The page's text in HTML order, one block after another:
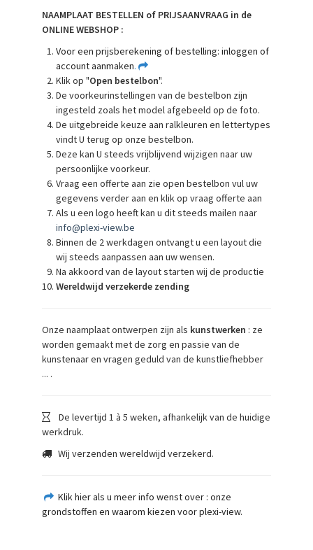
NAAMPLAAT BESTELLEN of PRIJSAANVRAAG in de
ONLINE WEBSHOP :
Voor een prijsberekening of bestelling: inloggen of
account aanmaken.
Klik op "Open bestelbon".
De voorkeurinstellingen van de bestelbon zijn
ingesteld zoals het model afgebeeld op de foto.
De uitgebreide keuze aan ralkleuren en lettertypes
vindt U terug op onze bestelbon.
Deze kan U steeds vrijblijvend wijzigen naar uw
persoonlijke voorkeur.
Vraag een offerte aan zie open bestelbon vul uw
gegevens verder aan en klik op vraag offerte aan
Als u een logo heeft kan u dit steeds mailen naar
info@plexi-view.be
Binnen de 2 werkdagen ontvangt u een layout die
wij steeds aanpassen aan uw wensen.
Na akkoord van de layout starten wij de productie
Wereldwijd verzekerde zending
Onze naamplaat ontwerpen zijn als kunstwerken : ze
worden gemaakt met de zorg en passie van de
kunstenaar en vragen geduld van de kunstliefhebber
... .
De levertijd 1 à 5 weken, afhankelijk van de huidige
werkdruk.
Wij verzenden wereldwijd verzekerd.
Klik hier als u meer info wenst over : onze
grondstoffen en waarom kiezen voor plexi-view.